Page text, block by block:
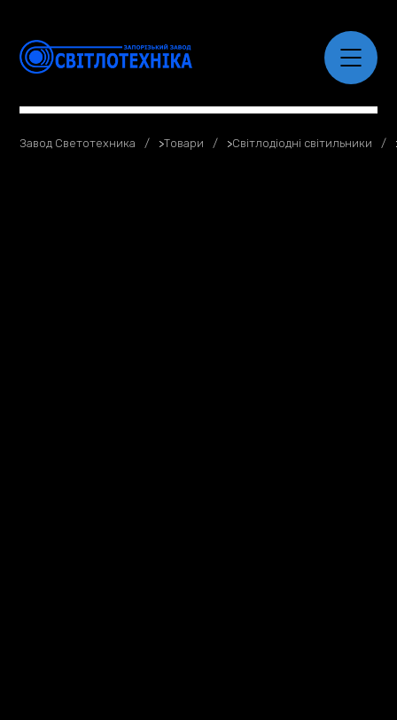
Завод Светотехника >Товари >Світлодіодні світильники